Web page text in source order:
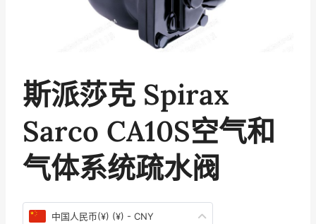
斯派莎克 Spirax
Sarco CA10S空气和
气体系统疏水阀
中国人民币(¥) (¥) - CNY